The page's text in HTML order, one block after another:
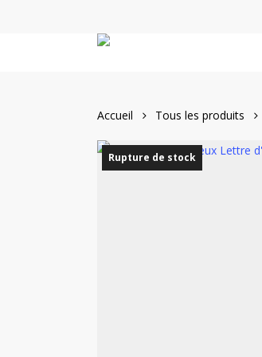
Accueil Tous les produits
Rupture de stock